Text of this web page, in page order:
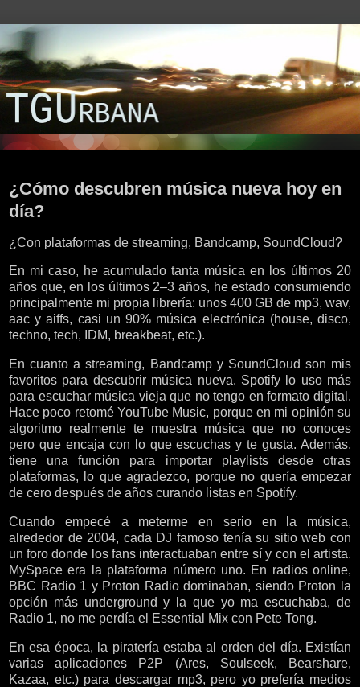
¿Cómo descubren música nueva hoy en
día?
¿Con plataformas de streaming, Bandcamp, SoundCloud?
En mi caso, he acumulado tanta música en los últimos 20
años que, en los últimos 2–3 años, he estado consumiendo
principalmente mi propia librería: unos 400 GB de mp3, wav,
aac y aiffs, casi un 90% música electrónica (house, disco,
techno, tech, IDM, breakbeat, etc.).
En cuanto a streaming, Bandcamp y SoundCloud son mis
favoritos para descubrir música nueva. Spotify lo uso más
para escuchar música vieja que no tengo en formato digital.
Hace poco retomé YouTube Music, porque en mi opinión su
algoritmo realmente te muestra música que no conoces
pero que encaja con lo que escuchas y te gusta. Además,
tiene una función para importar playlists desde otras
plataformas, lo que agradezco, porque no quería empezar
de cero después de años curando listas en Spotify.
Cuando empecé a meterme en serio en la música,
alrededor de 2004, cada DJ famoso tenía su sitio web con
un foro donde los fans interactuaban entre sí y con el artista.
MySpace era la plataforma número uno. En radios online,
BBC Radio 1 y Proton Radio dominaban, siendo Proton la
opción más underground y la que yo ma escuchaba, de
Radio 1, no me perdía el Essential Mix con Pete Tong.
En esa época, la piratería estaba al orden del día. Existían
varias aplicaciones P2P (Ares, Soulseek, Bearshare,
Kazaa, etc.) para descargar mp3, pero yo prefería medios